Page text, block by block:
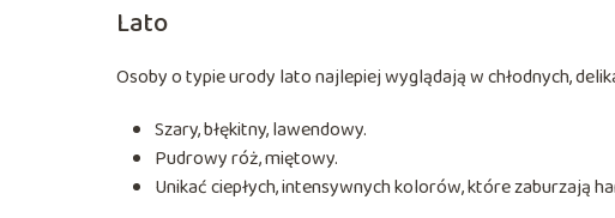
Lato
Osoby o typie urody lato najlepiej wyglądają w chłodnych,
Szary, błękitny, lawendowy.
Pudrowy róż, miętowy.
Unikać ciepłych, intensywnych kolorów, które zaburzają